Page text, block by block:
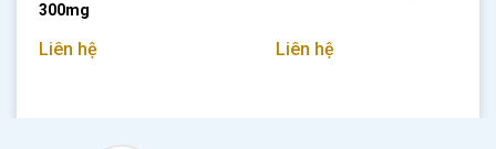
300mg
Liên hệ Liên hệ